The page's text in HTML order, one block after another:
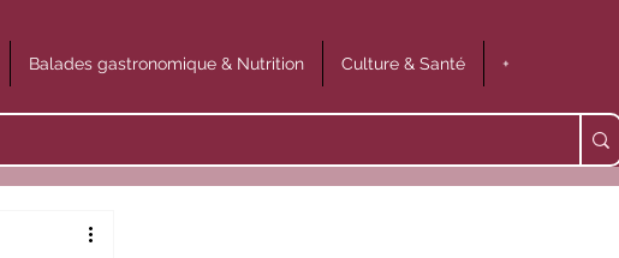
Balades gastronomique & Nutrition Culture & Santé +